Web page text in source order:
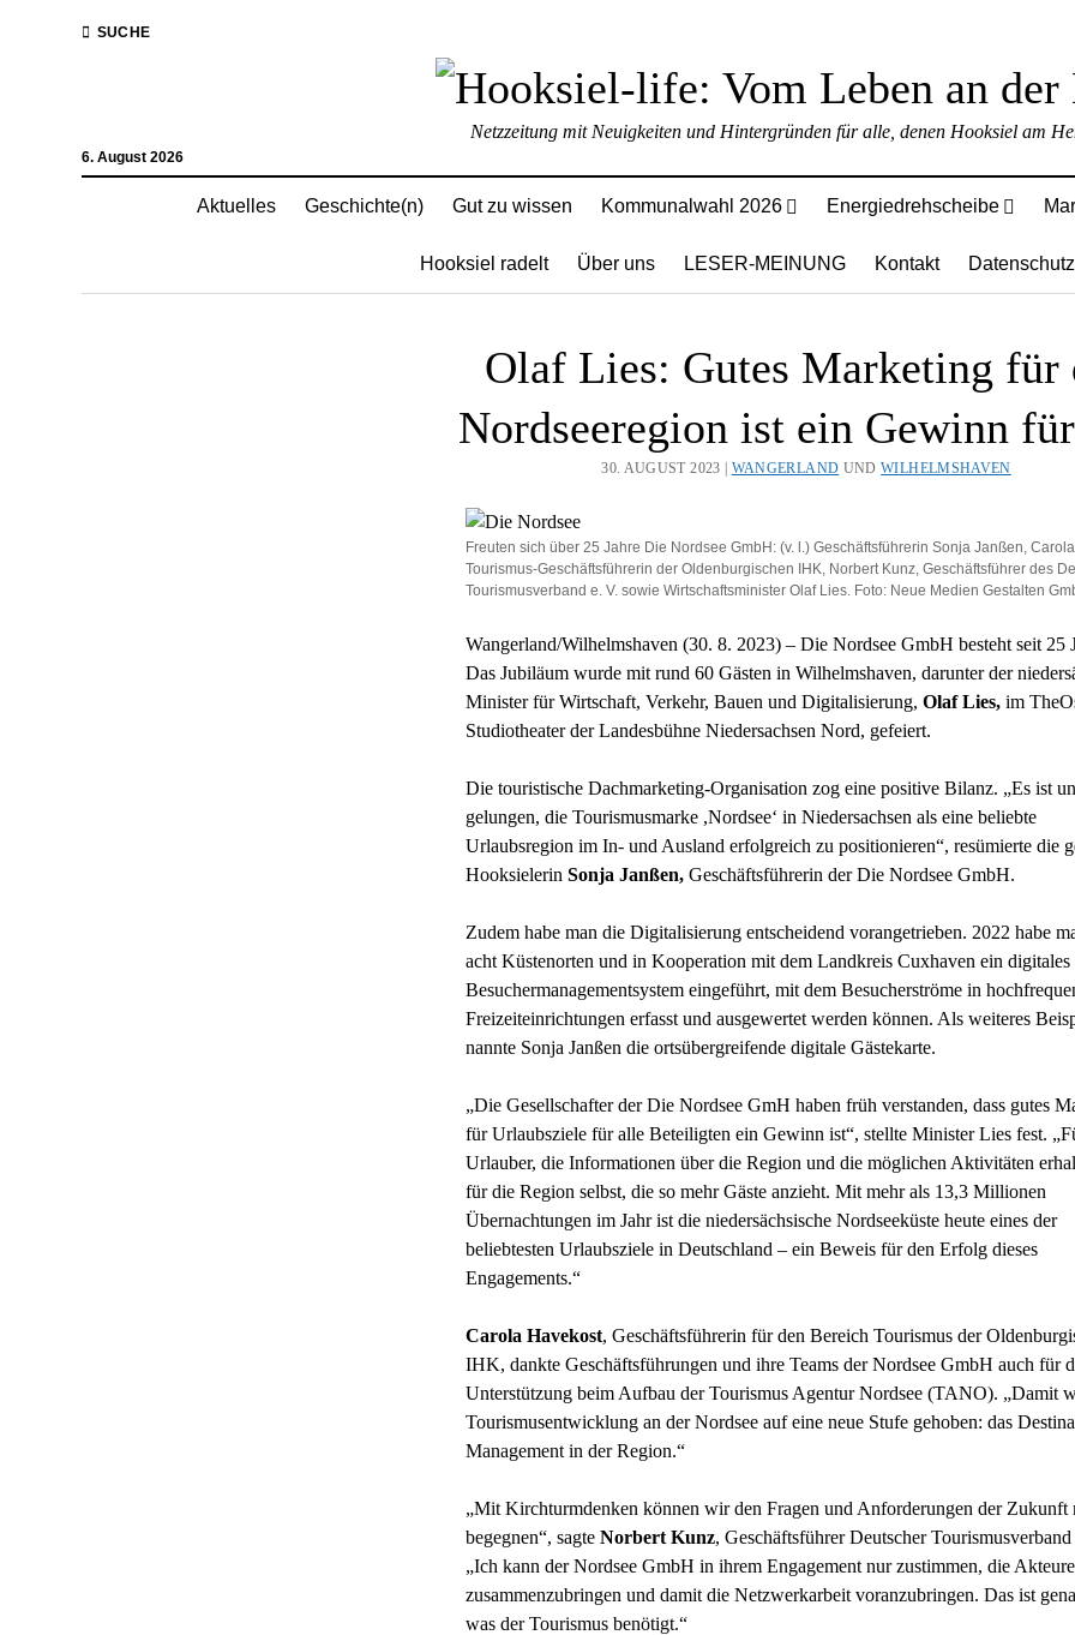
SUCHE
6. August 2026
Netzzeitung mit Neuigkeiten und Hintergründen für alle, denen Hooksiel am
Aktuelles Geschichte(n) Gut zu wissen Kommunalwahl 2026 Energiedrehscheibe
Hooksiel radelt Über uns LESER-MEINUNG Kontakt Datenschutz
Olaf Lies: Gutes Marketing für
Nordseeregion ist ein Gewinn
30. AUGUST 2023 | WANGERLAND UNDWILHELMSHAVEN
Freuten sich über 25 Jahre Die Nordsee GmbH: (v. l.) Geschäftsführerin Sonja Janßen,
Tourismus-Geschäftsführerin der Oldenburgischen IHK, Norbert Kunz, Geschäftsführer des
Tourismusverband e. V. sowie Wirtschaftsminister Olaf Lies. Foto: Neue Medien Gestalten
Wangerland/Wilhelmshaven (30. 8. 2023) – Die Nordsee GmbH besteht seit 25
Das Jubiläum wurde mit rund 60 Gästen in Wilhelmshaven, darunter der
Minister für Wirtschaft, Verkehr, Bauen und Digitalisierung, Olaf Lies,im
Studiotheater der Landesbühne Niedersachsen Nord, gefeiert.
Die touristische Dachmarketing-Organisation zog eine positive Bilanz. „Es ist
gelungen, die Tourismusmarke ,Nordsee‘ in Niedersachsen als eine beliebte
Urlaubsregion im In- und Ausland erfolgreich zu positionieren“, resümierte die
Hooksielerin Sonja Janßen,Geschäftsführerin der Die Nordsee GmbH.
Zudem habe man die Digitalisierung entscheidend vorangetrieben. 2022 habe
acht Küstenorten und in Kooperation mit dem Landkreis Cuxhaven ein digitales
Besuchermanagementsystem eingeführt, mit dem Besucherströme in
Freizeiteinrichtungen erfasst und ausgewertet werden können. Als weiteres
nannte Sonja Janßen die ortsübergreifende digitale Gästekarte.
„Die Gesellschafter der Die Nordsee GmH haben früh verstanden, dass gutes
für Urlaubsziele für alle Beteiligten ein Gewinn ist“, stellte Minister Lies fest.
Urlauber, die Informationen über die Region und die möglichen Aktivitäten
für die Region selbst, die so mehr Gäste anzieht. Mit mehr als 13,3 Millionen
Übernachtungen im Jahr ist die niedersächsische Nordseeküste heute eines der
beliebtesten Urlaubsziele in Deutschland – ein Beweis für den Erfolg dieses
Engagements.“
Carola Havekost, Geschäftsführerin für den Bereich Tourismus der
IHK, dankte Geschäftsführungen und ihre Teams der Nordsee GmbH auch für
Unterstützung beim Aufbau der Tourismus Agentur Nordsee (TANO). „Damit
Tourismusentwicklung an der Nordsee auf eine neue Stufe gehoben: das
Management in der Region.“
„Mit Kirchturmdenken können wir den Fragen und Anforderungen der Zukunft
begegnen“, sagte Norbert Kunz, Geschäftsführer Deutscher Tourismusverband
„Ich kann der Nordsee GmbH in ihrem Engagement nur zustimmen, die Akteure
zusammenzubringen und damit die Netzwerkarbeit voranzubringen. Das ist
was der Tourismus benötigt.“